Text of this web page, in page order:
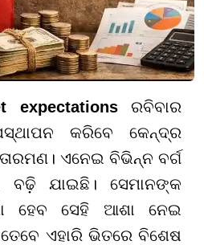
expectations ରବିବାର
କରିବେ କେନ୍ଦ୍ର
ଏନେଇ ବିଭିନ୍ନ ବର୍ଗ
ବଢ଼ି ଯାଇଛି। ସେମାନଙ୍କ
ହେବ ସେହି ଆଶା ନେଇ
ଏହାରି ଭିତରେ ବିଶେଷ